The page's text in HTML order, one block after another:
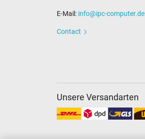
E-Mail: info@ipc-computer.de
Contact
Unsere Versandarten